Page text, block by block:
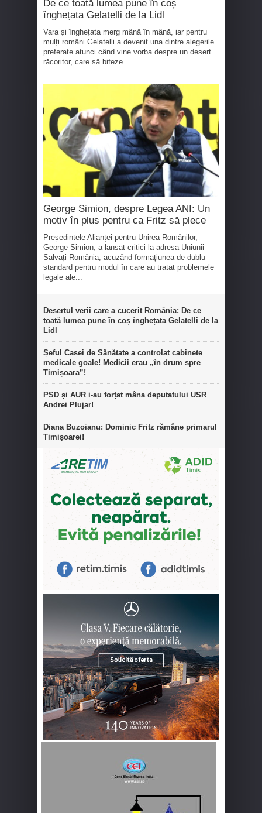
De ce toată lumea pune în coș
înghețata Gelatelli de la Lidl
Vara și înghețata merg mână în mână, iar pentru
mulți români Gelatelli a devenit una dintre alegerile
preferate atunci când vine vorba despre un desert
răcoritor, care să bifeze...
George Simion, despre Legea ANI: Un
motiv în plus pentru ca Fritz să plece
Președintele Alianței pentru Unirea Românilor,
George Simion, a lansat critici la adresa Uniunii
Salvați România, acuzând formațiunea de dublu
standard pentru modul în care au tratat problemele
legale ale...
Desertul verii care a cucerit România: De ce
toată lumea pune în coș înghețata Gelatelli de la
Lidl
Șeful Casei de Sănătate a controlat cabinete
medicale goale! Medicii erau „în drum spre
Timișoara”!
PSD și AUR i-au forțat mâna deputatului USR
Andrei Plujar!
Diana Buzoianu: Dominic Fritz rămâne primarul
Timișoarei!